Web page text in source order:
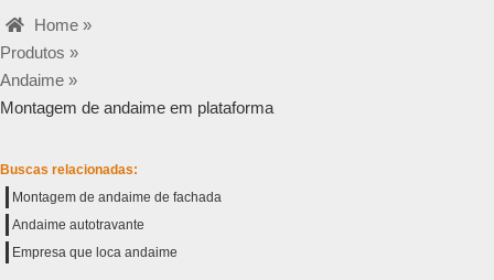
Home »
Produtos »
Andaime »
Montagem de andaime em plataforma
Buscas relacionadas:
Montagem de andaime de fachada
Andaime autotravante
Empresa que loca andaime